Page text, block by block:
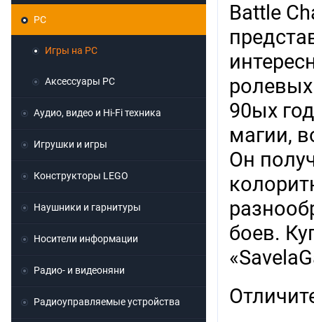
Battle
90ых
магии,
Он
боев.
PC
Игры на PC
Аксессуары PC
Аудио, видео и Hi-Fi техника
Игрушки и игры
Конструкторы LEGO
Наушники и гарнитуры
Носители информации
Радио- и видеоняни
Радиоуправляемые устройства